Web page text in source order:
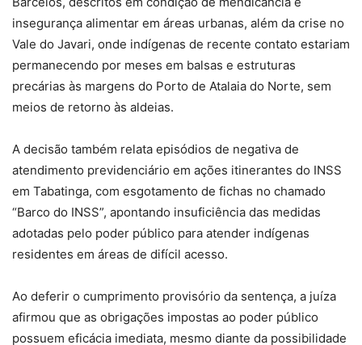
insegurança alimentar em áreas urbanas, além da crise no
Vale do Javari, onde indígenas de recente contato estariam
permanecendo por meses em balsas e estruturas
precárias às margens do Porto de Atalaia do Norte, sem
meios de retorno às aldeias.
A decisão também relata episódios de negativa de
atendimento previdenciário em ações itinerantes do INSS
em Tabatinga, com esgotamento de fichas no chamado
“Barco do INSS”, apontando insuficiência das medidas
adotadas pelo poder público para atender indígenas
residentes em áreas de difícil acesso.
Ao deferir o cumprimento provisório da sentença, a juíza
afirmou que as obrigações impostas ao poder público
possuem eficácia imediata, mesmo diante da possibilidade